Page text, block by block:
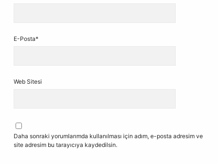
E-Posta*
Web Sitesi
Daha sonraki yorumlarımda kullanılması için adım, e-posta adresim ve
site adresim bu tarayıcıya kaydedilsin.